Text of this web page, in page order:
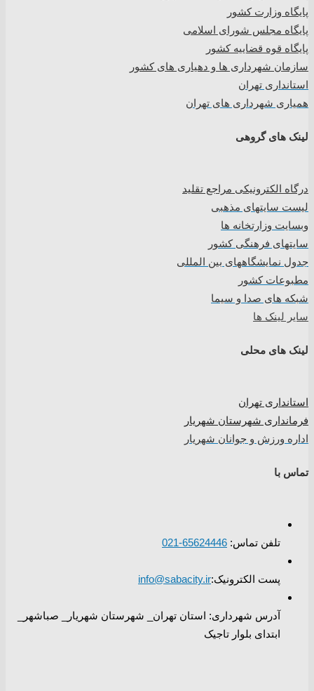
پایگاه وزارت کشور
پایگاه مجلس شورای اسلامی
پایگاه قوه قضاییه کشور
سازمان شهرداری ها و دهیاری های کشور
استانداری تهران
همیاری شهرداری های تهران
لینک های گروهی
درگاه الکترونیکی مراجع تقلید
لیست سایتهای مذهبی
وبسایت وزارتخانه ها
سایتهای فرهنگی کشور
جدول نمایشگاههای بین المللی
مطبوعات کشور
شبکه های صدا و سیما
سایر لینک ها
لینک های محلی
استانداری تهران
فرمانداری شهرستان شهریار
اداره ورزش و جوانان شهریار
تماس با
تلفن تماس: 65624446-021
پست الکترونیک:info@sabacity.ir
آدرس شهرداری: استان تهران_ شهرستان شهریار_ صباشهر_
ابتدای بلوار تاجیک